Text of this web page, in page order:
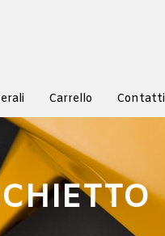
Carrello Contatti